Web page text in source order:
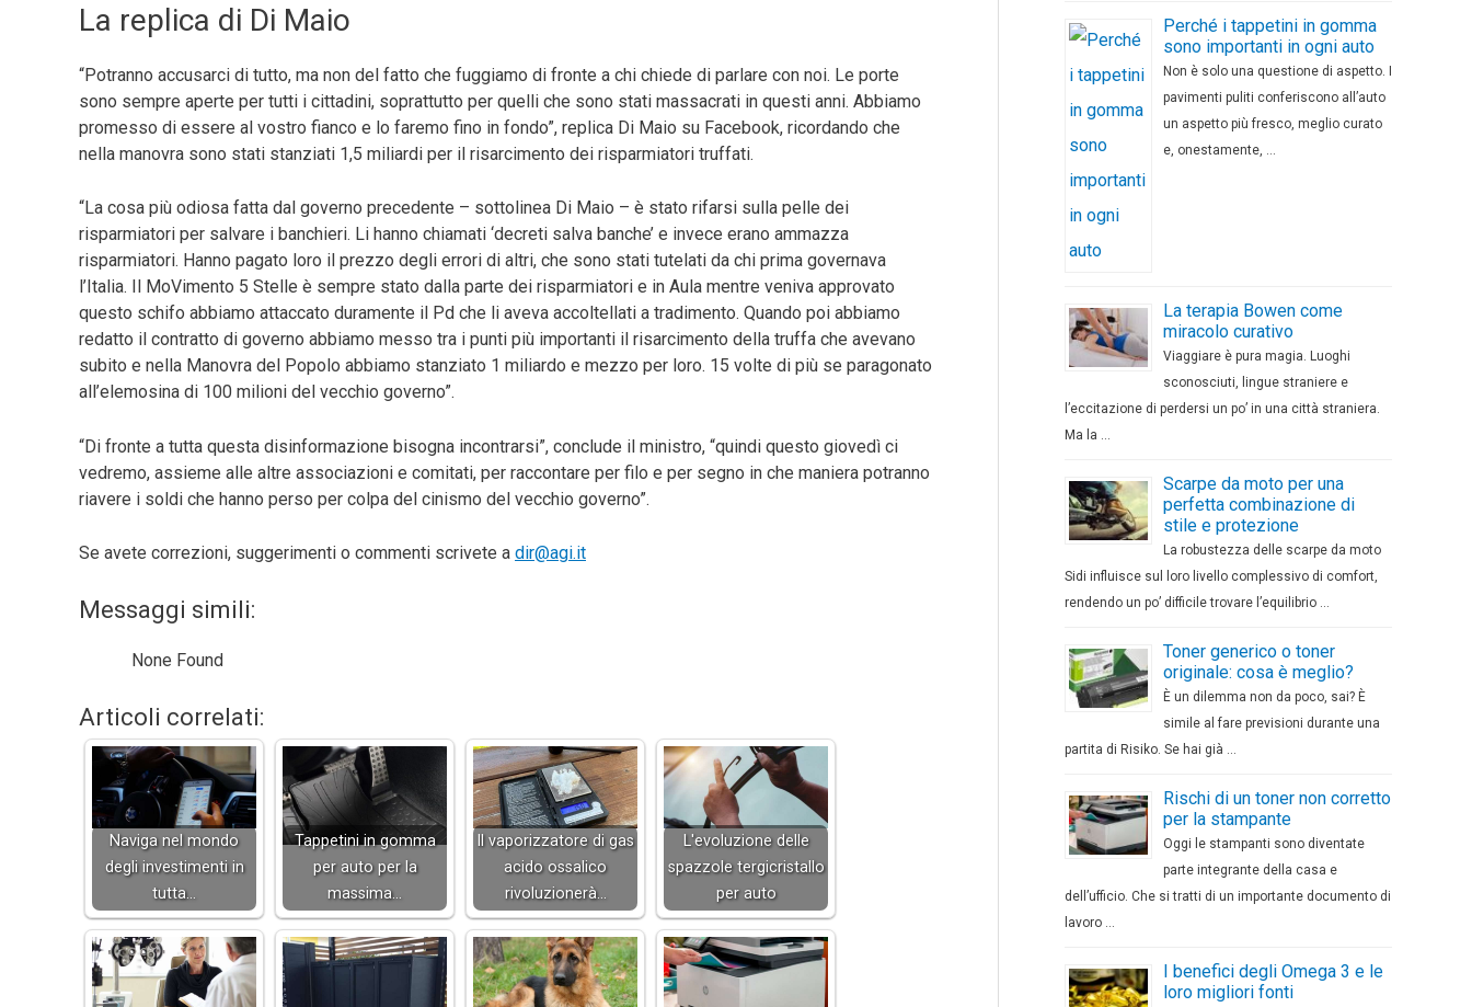
La replica di Di Maio
“Potranno accusarci di tutto, ma non del fatto che fuggiamo di fronte a chi chiede di parlare con noi. Le porte
sono sempre aperte per tutti i cittadini, soprattutto per quelli che sono stati massacrati in questi anni. Abbiamo
promesso di essere al vostro fianco e lo faremo fino in fondo”, replica Di Maio su Facebook, ricordando che
nella manovra sono stati stanziati 1,5 miliardi per il risarcimento dei risparmiatori truffati.
“La cosa più odiosa fatta dal governo precedente – sottolinea Di Maio – è stato rifarsi sulla pelle dei
risparmiatori per salvare i banchieri. Li hanno chiamati ‘decreti salva banche’ e invece erano ammazza
risparmiatori. Hanno pagato loro il prezzo degli errori di altri, che sono stati tutelati da chi prima governava
l’Italia. Il MoVimento 5 Stelle è sempre stato dalla parte dei risparmiatori e in Aula mentre veniva approvato
questo schifo abbiamo attaccato duramente il Pd che li aveva accoltellati a tradimento. Quando poi abbiamo
redatto il contratto di governo abbiamo messo tra i punti più importanti il risarcimento della truffa che avevano
subito e nella Manovra del Popolo abbiamo stanziato 1 miliardo e mezzo per loro. 15 volte di più se paragonato
all’elemosina di 100 milioni del vecchio governo”.
“Di fronte a tutta questa disinformazione bisogna incontrarsi”, conclude il ministro, “quindi questo giovedì ci
vedremo, assieme alle altre associazioni e comitati, per raccontare per filo e per segno in che maniera potranno
riavere i soldi che hanno perso per colpa del cinismo del vecchio governo”.
Se avete correzioni, suggerimenti o commenti scrivete a dir@agi.it
Messaggi simili:
None Found
Articoli correlati:
Naviga nel mondo
degli investimenti in
tutta…
Tappetini in gomma
per auto per la
massima…
Il vaporizzatore di gas
acido ossalico
rivoluzionerà…
L'evoluzione delle
spazzole tergicristallo
per auto
Perché i tappetini in gomma
sono importanti in ogni auto
Non è solo una questione di aspetto. I
pavimenti puliti conferiscono all’auto
un aspetto più fresco, meglio curato
e, onestamente, …
La terapia Bowen come
miracolo curativo
Viaggiare è pura magia. Luoghi
sconosciuti, lingue straniere e
l’eccitazione di perdersi un po’ in una città straniera.
Ma la …
Scarpe da moto per una
perfetta combinazione di
stile e protezione
La robustezza delle scarpe da moto
Sidi influisce sul loro livello complessivo di comfort,
rendendo un po’ difficile trovare l’equilibrio …
Toner generico o toner
originale: cosa è meglio?
È un dilemma non da poco, sai? È
simile al fare previsioni durante una
partita di Risiko. Se hai già …
Rischi di un toner non corretto
per la stampante
Oggi le stampanti sono diventate
parte integrante della casa e
dell’ufficio. Che si tratti di un importante documento di
lavoro …
I benefici degli Omega 3 e le
loro migliori fonti